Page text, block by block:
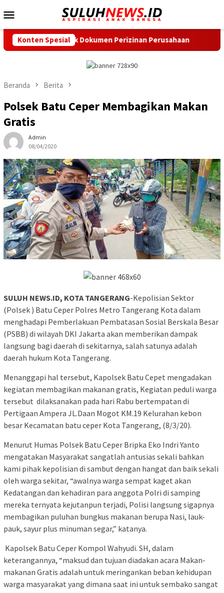
ke
Mobile
Konten Spesial
Cek Dokumen Perizinan Perusahaan Hadirkan
Beranda Berita
Polsek Batu Ceper Membagikan Makan
Gratis
Admin
08/04/2020
SULUH NEWS.ID, KOTA TANGERANG-Kepolisian Sektor
(Polsek ) Batu Ceper Polres Metro Tangerang Kota dalam
menghadapi Pemberlakuan Pembatasan Sosial Berskala Besar
(PSBB) di wilayah DKI Jakarta akan memberikan dampak
langsung bagi daerah di sekitarnya, salah satunya adalah
daerah hukum Kota Tangerang.
Menanggapi hal tersebut, Kapolsek Batu Cepet mengadakan
kegiatan membagikan makanan gratis, Kegiatan peduli warga
tersebut dilaksanakan pada hari Rabu bertempatan di
Pertigaan Ampera JL.Daan Mogot KM.19 Kelurahan kebon
besar Kecamatan batu ceper Kota Tangerang, (8/3/20).
Menurut Humas Polsek Batu Ceper Bripka Eko Indri Yanto
mengatakan Masyarakat sangatlah antusias sekali bahkan
kami pihak kepolisian di sambut dengan hangat dan baik sekali
oleh warga sekitar, “awalnya warga sempat kaget akan
Kedatangan dan kehadiran para anggota Polri di samping
mereka ternyata kejutanpun terjadi, Polisi langsung sigapnya
membagikan puluhan bungkus makanan berupa Nasi, lauk-
pauk, sayur plus minuman segar,” katanya.
Kapolsek Batu Ceper Kompol Wahyudi. SH, dalam
keterangannya, “maksud dan tujuan diadakan acara Makan-
makanan Gratis adalah untuk meringankan beban kehidupan
warga masyarakat yang dimana saat ini untuk sembako sangat